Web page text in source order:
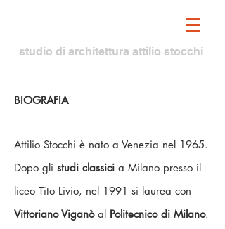
studio di architettura attilio stocchi
BIOGRAFIA
Attilio Stocchi è nato a Venezia nel 1965.
Dopo gli studi classici a Milano presso il
liceo Tito Livio, nel 1991 si laurea con
Vittoriano Viganò al Politecnico di Milano.